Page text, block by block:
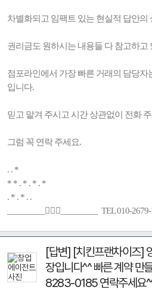
차별화되고 임팩트 있는 현실적 답안의
권리금도 원하시는 내용들 다 참고하고
점포라인에서 가장 빠른 거래의 담당자
입니다.
믿고 맡겨 주시고 시간 상관없이 전화
그럼 꼭 연락 주세요.
. . *
* * . * . * . *
. * . * . .
_________🚶🏻‍♂️_________ TEL 010-
[답변] [치킨프랜차이즈]
장입니다^^ 빠른 계약 만
8283-0185 연락주세요